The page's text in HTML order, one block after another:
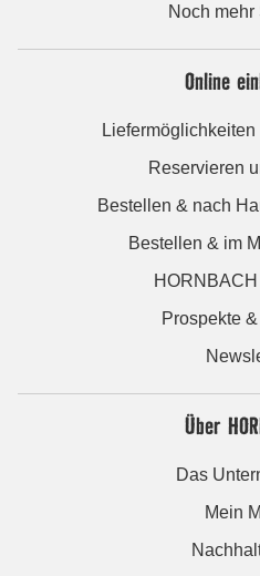
Noch
Online
Reservieren
Bestellen & nach
Bestellen & im
Prospekte
Über
Das
Mein